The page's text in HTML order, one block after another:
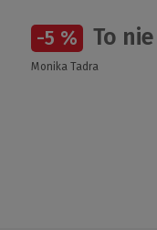
-5 % To
Monika Tadra